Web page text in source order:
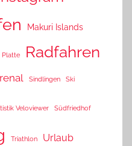
Makuri Islands
Platte Radfahren
Sindlingen Ski
Veloviewer Südfriedhof
Triathlon Urlaub